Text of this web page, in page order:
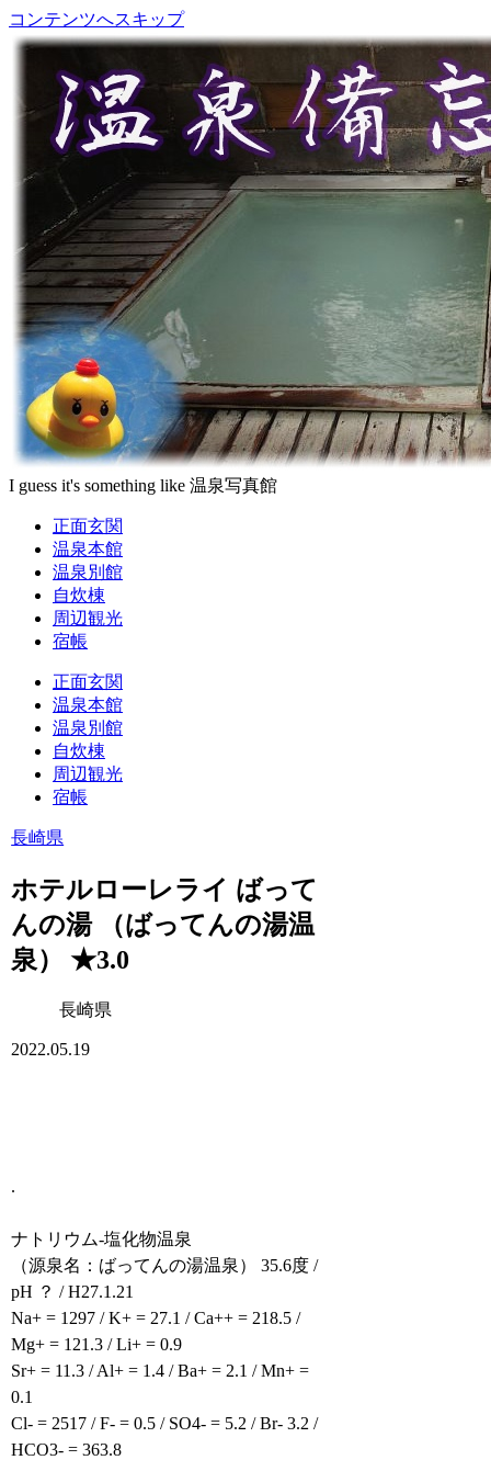
コンテンツへスキップ
I guess it's something like 温泉写真館
正面玄関
温泉本館
温泉別館
自炊棟
周辺観光
宿帳
正面玄関
温泉本館
温泉別館
自炊棟
周辺観光
宿帳
長崎県
ホテルローレライ ばって
んの湯 （ばってんの湯温
泉） ★3.0
長崎県
2022.05.19
.
ナトリウム-塩化物温泉
（源泉名：ばってんの湯温泉） 35.6度 /
pH ？ / H27.1.21
Na+ = 1297 / K+ = 27.1 / Ca++ = 218.5 /
Mg+ = 121.3 / Li+ = 0.9
Sr+ = 11.3 / Al+ = 1.4 / Ba+ = 2.1 / Mn+ =
0.1
Cl- = 2517 / F- = 0.5 / SO4- = 5.2 / Br- 3.2 /
HCO3- = 363.8